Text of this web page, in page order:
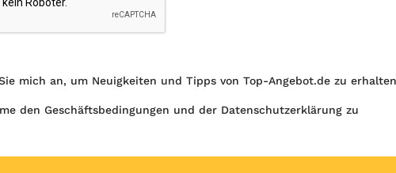
mich an, um Neuigkeiten und Tipps von Top-Angebot.de zu erhalten
den Geschäftsbedingungen und der Datenschutzerklärung zu